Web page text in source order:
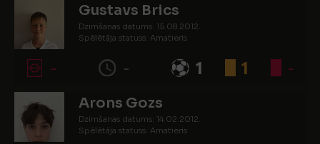
Gustavs Brics
Dzimšanas datums: 15.08.2012.
Spēlētāja statuss: Amatieris
- - 1 1 -
Arons Gozs
Dzimšanas datums: 14.02.2012.
Spēlētāja statuss: Amatieris